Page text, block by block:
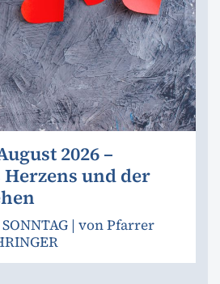
2026 –
Herzens und der
SONNTAG | von Pfarrer